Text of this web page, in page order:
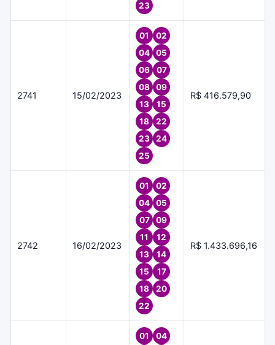
23
2741 15/02/2023
01
02
04
05
06
07
08
09
13
15
18
22
23
24
25
R$ 416.579,90
2742 16/02/2023
01
02
04
05
07
09
11
12
13
14
15
17
18
20
22
R$ 1.433.696,16
01 04